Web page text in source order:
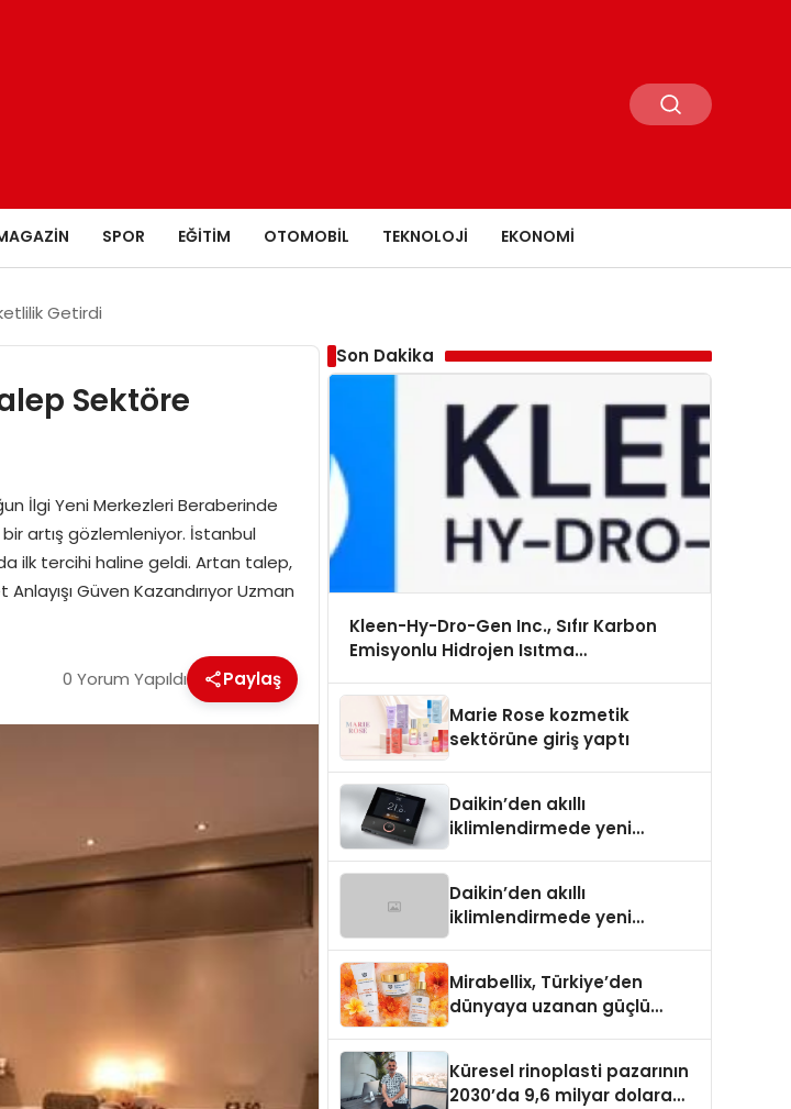
SPOR EĞITIM OTOMOBIL TEKNOLOJI EKONOMI
Getirdi
Sektöre
İlgi Yeni Merkezleri Beraberinde
artış gözlemleniyor. İstanbul
ilk tercihi haline geldi. Artan talep,
Güven Kazandırıyor Uzman
0 Yorum Yapıldı Paylaş
Son Dakika
Kleen-Hy-Dro-Gen Inc., Sıfır Karbon
Emisyonlu Hidrojen Isıtma
Onaylarını Aldı
Marie Rose kozmetik
sektörüne giriş yaptı
Daikin’den akıllı
iklimlendirmede yeni
Daikin’den akıllı
iklimlendirmede yeni
Mirabellix, Türkiye’den
dünyaya uzanan güçlü
Küresel rinoplasti pazarının
2030’da 9,6 milyar dolara